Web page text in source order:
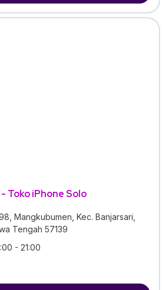
Toko iPhone Solo
Mangkubumen, Kec. Banjarsari,
Tengah 57139
- 21:00